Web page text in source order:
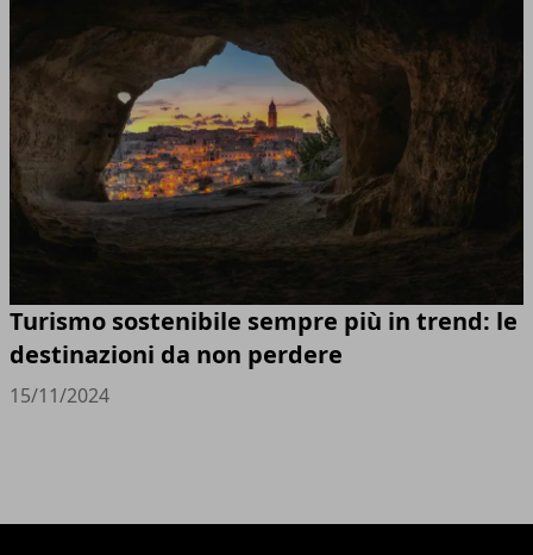
Turismo sostenibile sempre più in trend: le
destinazioni da non perdere
15/11/2024